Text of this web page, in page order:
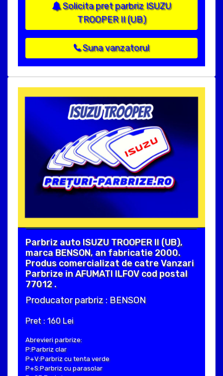
Solicita pret parbriz ISUZU
TROOPER II (UB)
Suna vanzatorul
Parbriz auto ISUZU TROOPER II (UB),
marca BENSON, an fabricatie 2000.
Produs comercializat de catre Vanzari
Parbrize in AFUMATI ILFOV cod postal
77012 .
Producator parbriz : BENSON
Pret : 160 Lei
Abrevieri parbrize:
P:Parbriz clar
P+V:Parbriz cu tenta verde
P+S:Parbriz cu parasolar